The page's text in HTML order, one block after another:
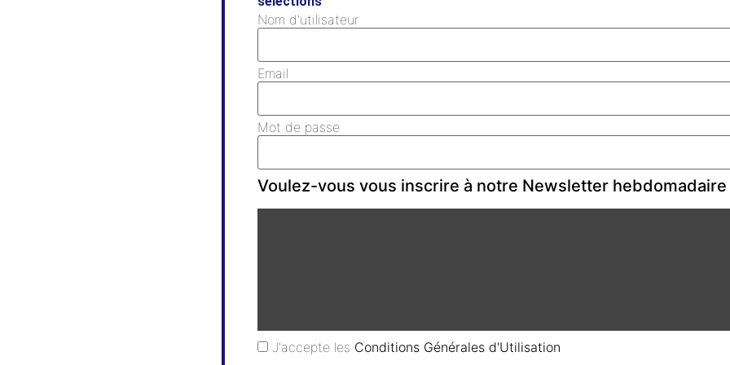
Nom d'utilisateur
Email
Mot de passe
Voulez-vous vous inscrire à notre Newsletter hebdomadaire
J'accepte les Conditions Générales d'Utilisation